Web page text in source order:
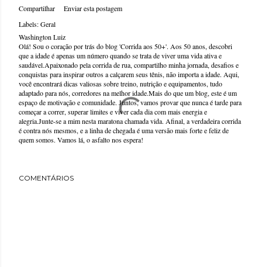
Compartilhar
Enviar esta postagem
Labels:Geral
Washington Luiz
Olá! Sou o coração por trás do blog 'Corrida aos 50+'. Aos 50 anos, descobri
que a idade é apenas um número quando se trata de viver uma vida ativa e
saudável.Apaixonado pela corrida de rua, compartilho minha jornada, desafios e
conquistas para inspirar outros a calçarem seus tênis, não importa a idade. Aqui,
você encontrará dicas valiosas sobre treino, nutrição e equipamentos, tudo
adaptado para nós, corredores na melhor idade.Mais do que um blog, este é um
espaço de motivação e comunidade. Juntos, vamos provar que nunca é tarde para
começar a correr, superar limites e viver cada dia com mais energia e
alegria.Junte-se a mim nesta maratona chamada vida. Afinal, a verdadeira corrida
é contra nós mesmos, e a linha de chegada é uma versão mais forte e feliz de
quem somos. Vamos lá, o asfalto nos espera!
COMENTÁRIOS